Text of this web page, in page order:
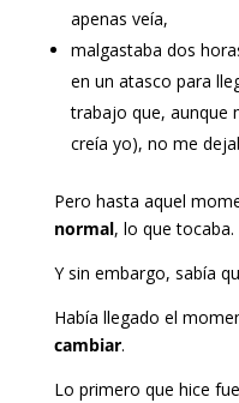
apenas veía,
malgastaba dos
en un atasco para
trabajo que, aunque
creía yo), no me
Pero hasta aquel
normal, lo que tocaba.
Y sin embargo, sabía
Había llegado el
cambiar.
Lo primero que hice